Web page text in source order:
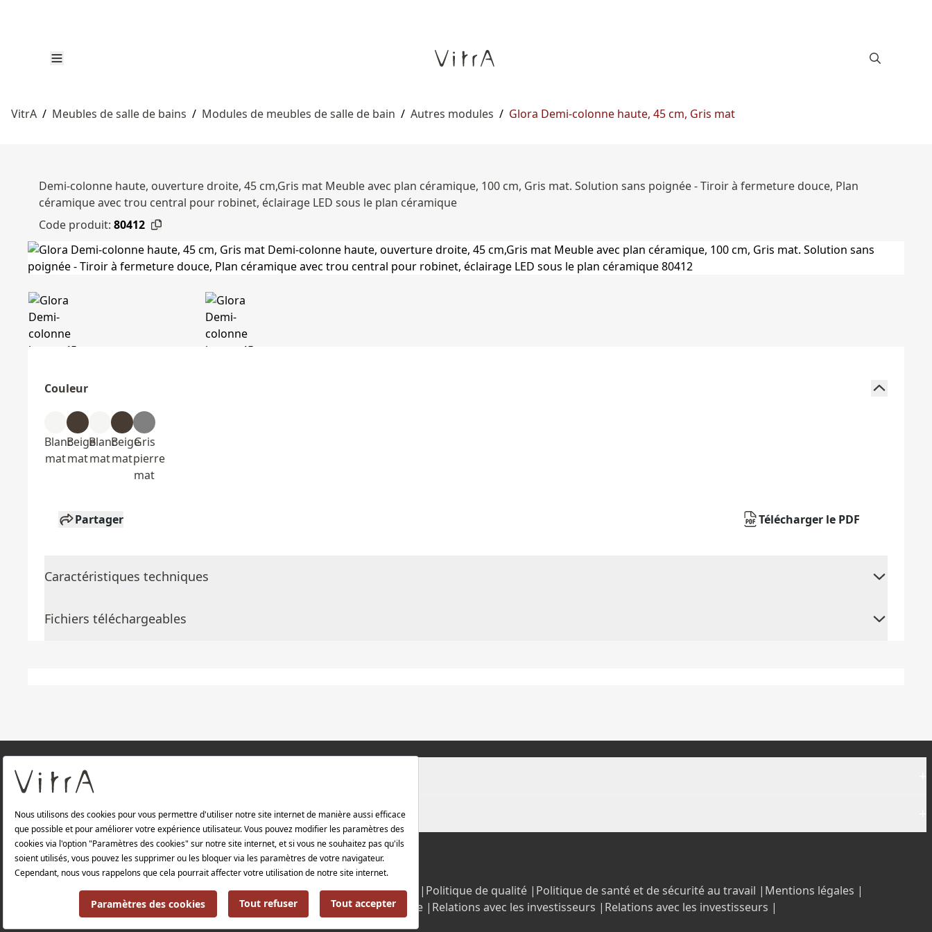
VitrA / Meubles de salle de bains / Modules de meubles de salle de bain / Autres modules / Glora Demi-colonne haute, 45 cm, Gris mat
Demi-colonne haute, ouverture droite, 45 cm,Gris mat Meuble avec plan céramique, 100 cm, Gris mat. Solution sans poignée - Tiroir à fermeture douce, Plan
céramique avec trou central pour robinet, éclairage LED sous le plan céramique
Code produit: 80412
Couleur
Blanc
mat
Beige
mat
Blanc
mat
Beige
mat
Gris
pierre
mat
Partager Télécharger le PDF
Caractéristiques techniques
Fichiers téléchargeables
À PROPOS DE NOUS
Produits
Politique de confidentialité et politique de protection des données | Politique de qualité | Politique de santé et de sécurité au travail | Mentions légales |
Politique environnementale |
Politique énergétique | Relations avec les investisseurs | Relations avec les investisseurs |